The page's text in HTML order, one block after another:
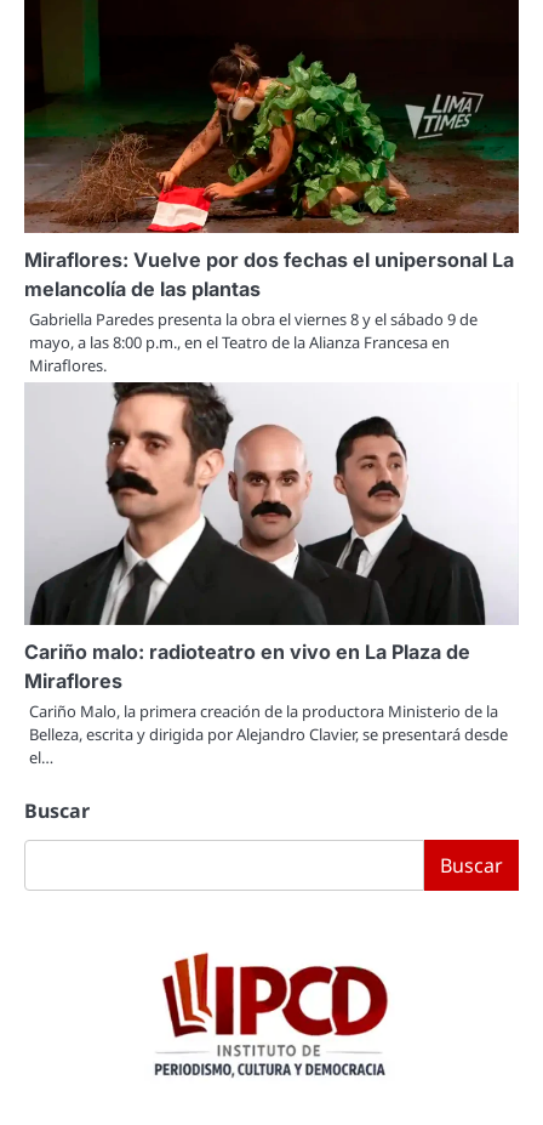
Miraflores: Vuelve por dos fechas el unipersonal La
melancolía de las plantas
Gabriella Paredes presenta la obra el viernes 8 y el sábado 9 de
mayo, a las 8:00 p.m., en el Teatro de la Alianza Francesa en
Miraflores.
Cariño malo: radioteatro en vivo en La Plaza de
Miraflores
Cariño Malo, la primera creación de la productora Ministerio de la
Belleza, escrita y dirigida por Alejandro Clavier, se presentará desde
el…
Buscar
Buscar